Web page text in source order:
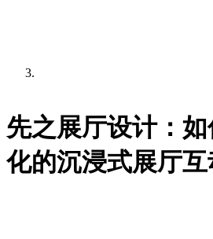
先之展厅设计：
化的沉浸式展厅互